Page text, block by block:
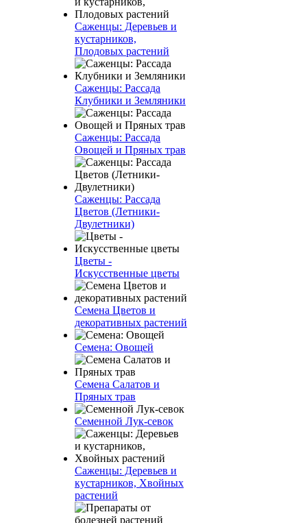
Саженцы: Деревьев и
кустарников,
Плодовых растений
Саженцы: Рассада
Клубники и Земляники
Саженцы: Рассада
Овощей и Пряных трав
Саженцы: Рассада
Цветов (Летники-
Двулетники)
Цветы -
Искусственные цветы
Семена Цветов и
декоративных растений
Семена: Овощей
Семена Салатов и
Пряных трав
Семенной Лук-севок
Саженцы: Деревьев и
кустарников, Хвойных
растений